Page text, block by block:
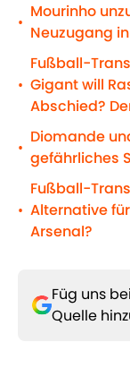
•
Mourinho
Neuzugang
•
Fußball-
Gigant will
Abschied?
•
Diomande
gefährliches
•
Fußball-
Alternative
Arsenal?
Füg uns bei
Quelle